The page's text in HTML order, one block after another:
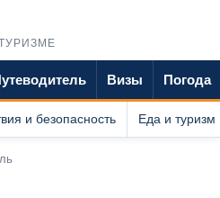
Визы Погода
и безопасность Еда и туризм